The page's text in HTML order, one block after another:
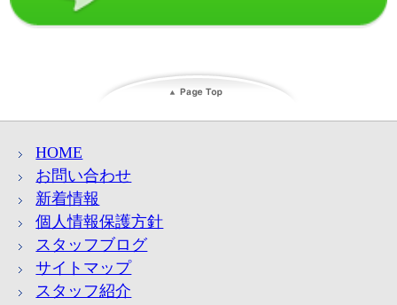
HOME
お問い合わせ
新着情報
個人情報保護方針
スタッフブログ
サイトマップ
スタッフ紹介